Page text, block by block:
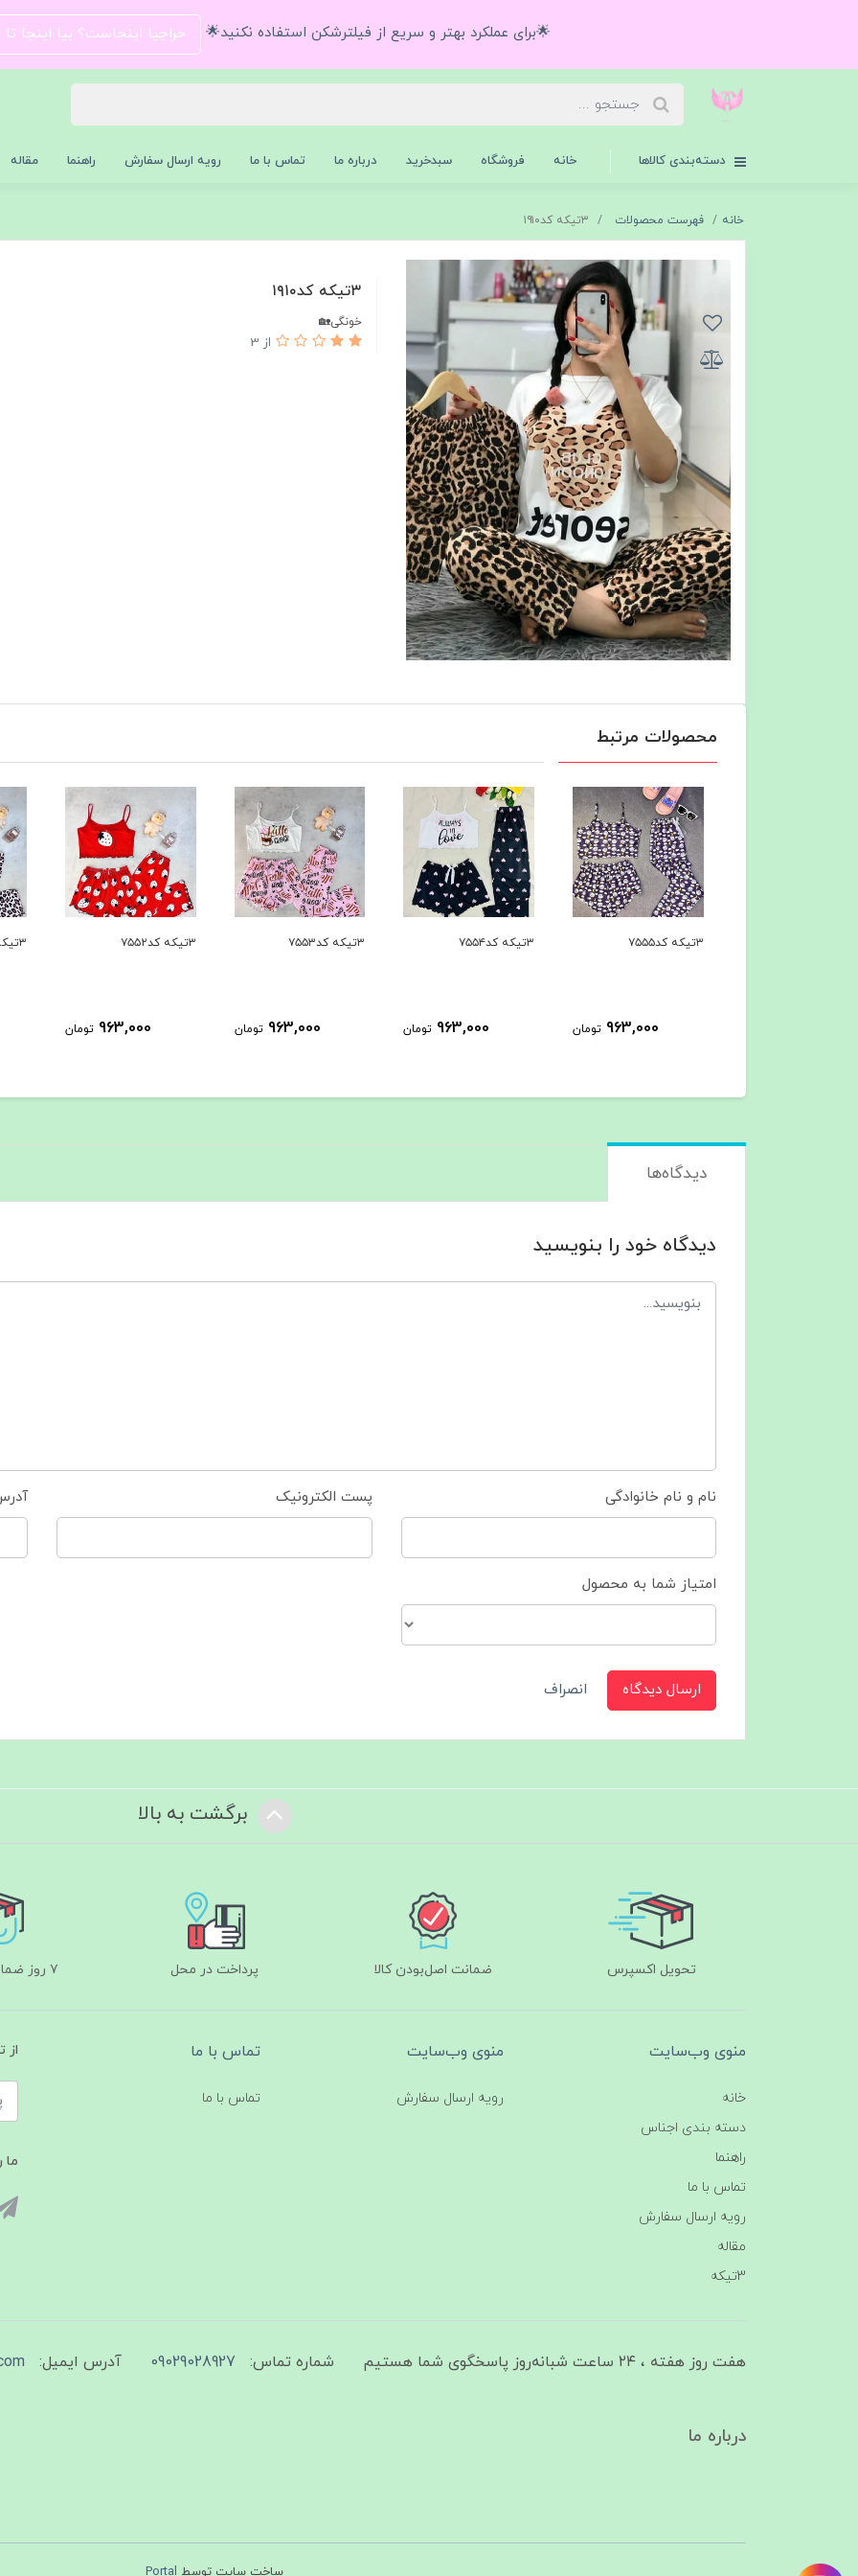
🌟برای عملکرد بهتر و سریع از فیلترشکن استفاده نکنید🌟 حراجیا اینجاست؟ بیا اینجا
دسته‌بندی کالاها خانه فروشگاه سبدخرید درباره ما تماس با ما رویه ارسال سفارش راهنما مقاله
خانه فهرست محصولات ۳تیکه کد۱۹۱۰
۳تیکه کد۱۹۱۰
خونگی🏡
از 3
محصولات مرتبط
۳تیکه کد۷۵۵۵
963,000 تومان
۳تیکه کد۷۵۵۴
963,000 تومان
۳تیکه کد۷۵۵۳
963,000 تومان
۳تیکه کد۷۵۵۲
963,000 تومان
۳تیکه کد۷۵۵۱
دیدگاه‌ها
دیدگاه خود را بنویسید
نام و نام خانوادگی پست الکترونیک
امتیاز شما به محصول
ارسال دیدگاه انصراف
برگشت به بالا
تحویل اکسپرس ضمانت اصل‌بودن کالا پرداخت در محل ۷ روز ضمانت بازگشت
منوی وب‌سایت
خانه
دسته بندی اجناس
راهنما
تماس با ما
رویه ارسال سفارش
مقاله
3تیکه
منوی وب‌سایت
رویه ارسال سفارش
تماس با ما
تماس با ما
از
ما
هفت روز هفته ، ۲۴ ساعت شبانه‌روز پاسخگوی شما هستیم شماره تماس: 09029028927 آدرس ایمیل:
درباره ما
ساخت سایت توسط Portal